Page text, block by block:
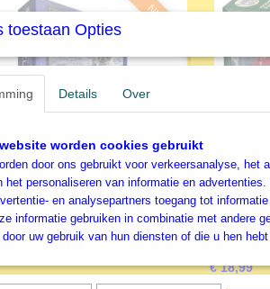
NIEUW
- Legpuzzel -
- 1000 stukjes
- Maanlanding
Cobble
Planet
1000
Legpuzzel
€ 18,99
toestaan Opties
Details Over
worden cookies gebruikt
door ons gebruikt voor verkeersanalyse, het
het personaliseren van informatie en
en analysepartners toegang tot
informatie gebruiken in combinatie met andere
uw gebruik van hun diensten of die u hen